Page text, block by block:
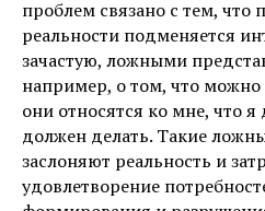
проблем связано с тем, что
реальности подменяется
зачастую, ложными
например, о том, что
они относятся ко мне, что
должен делать. Такие
заслоняют реальность и
удовлетворение